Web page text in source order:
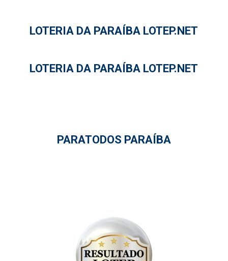
LOTERIA DA PARAÍBA LOTEP.NET
LOTERIA DA PARAÍBA LOTEP.NET
PARATODOS PARAÍBA